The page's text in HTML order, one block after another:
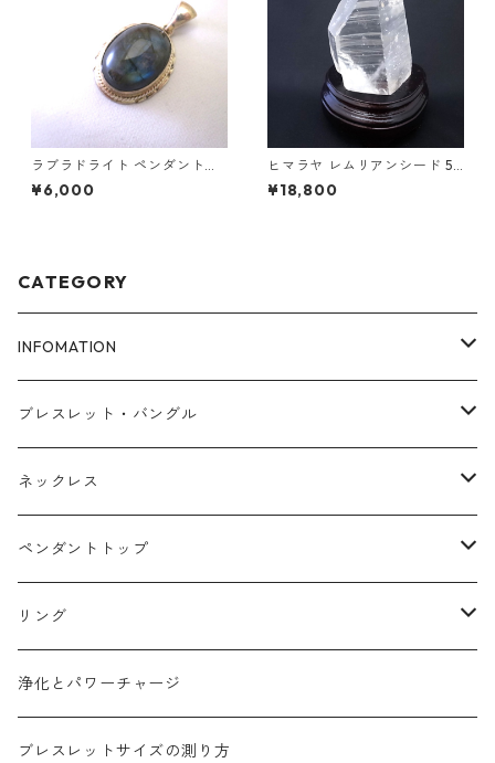
ラブラドライト ペンダントト
ップ
¥6,000
ヒマラヤ レムリアンシード 55
5g
¥18,800
CATEGORY
INFOMATION
ブレスレットサイズ
FAQ
浄化とパワーチャージ
ブレスレット・バングル
アゼツライト
ローズクォーツ
タイガーアイ
ガーデンクォーツ
カイヤナイト
ネックレス
マラカイト
アメジスト
ラピスラズリ
(ヒマラヤ)水晶
ペンダントトップ
カイヤナイト
マラカイト
ルビーインゾイサイト
リング
ターコイズ
ムーンストーン
浄化とパワーチャージ
ブレスレットサイズの測り方